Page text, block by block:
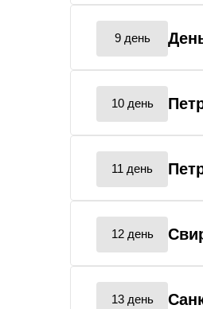
9 день
10 день
11 день
12 день
13 день